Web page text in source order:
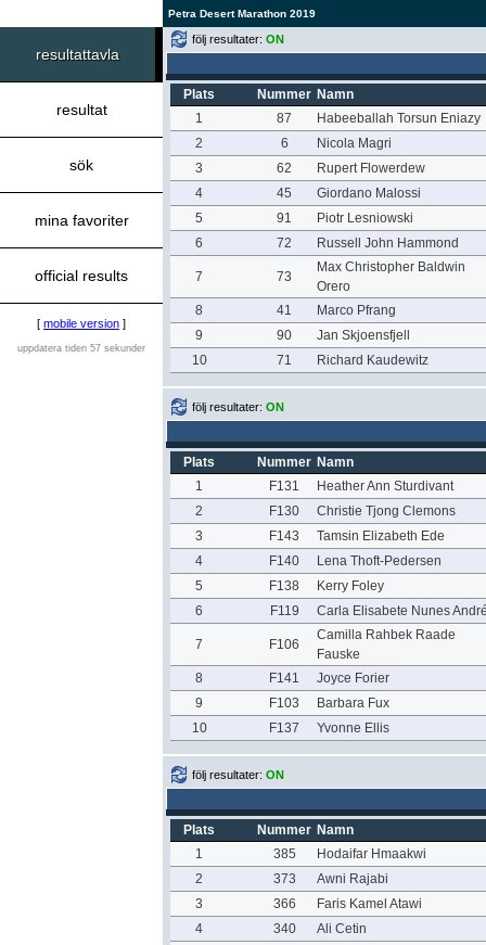
Petra Desert Marathon 2019
resultattavla
resultat
sök
mina favoriter
official results
[ mobile version ]
uppdatera tiden 57 sekunder
följ resultater: ON
Plats Nummer Namn
1
87
Habeeballah Torsun Eniazy
2
6
Nicola Magri
3
62
Rupert Flowerdew
4
45
Giordano Malossi
5
91
Piotr Lesniowski
6
72 Russell John Hammond
7 73
Max Christopher Baldwin
Orero
8
41
Marco Pfrang
9
90
Jan Skjoensfjell
10
71 Richard Kaudewitz
följ resultater: ON
Plats Nummer Namn
1
F131
Heather Ann Sturdivant
2
F130
Christie Tjong Clemons
3
F143
Tamsin Elizabeth Ede
4
F140
Lena Thoft-Pedersen
5
F138
Kerry Foley
6
F119 Carla Elisabete Nunes
7 F106
Camilla Rahbek Raade
Fauske
8
F141
Joyce Forier
9
F103
Barbara Fux
10
F137 Yvonne Ellis
följ resultater: ON
Plats Nummer Namn
1
385
Hodaifar Hmaakwi
2
373
Awni Rajabi
3
366
Faris Kamel Atawi
4
340
Ali Cetin